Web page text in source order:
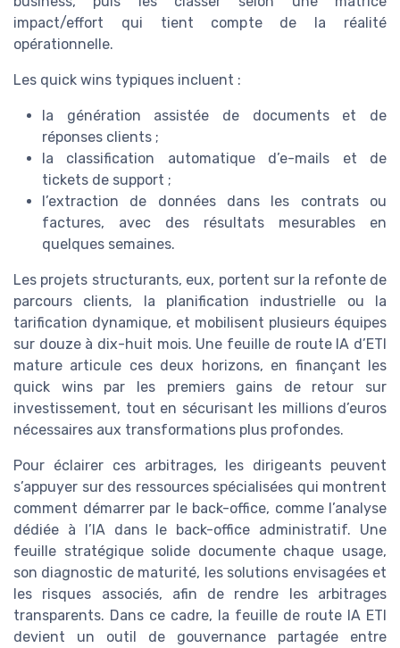
impact/effort qui tient compte de la réalité
opérationnelle.
Les quick wins typiques incluent :
la génération assistée de documents et de
réponses clients ;
la classification automatique d’e-mails et de
tickets de support ;
l’extraction de données dans les contrats ou
factures, avec des résultats mesurables en
quelques semaines.
Les projets structurants, eux, portent sur la refonte de
parcours clients, la planification industrielle ou la
tarification dynamique, et mobilisent plusieurs équipes
sur douze à dix-huit mois. Une feuille de route IA d’ETI
mature articule ces deux horizons, en finançant les
quick wins par les premiers gains de retour sur
investissement, tout en sécurisant les millions d’euros
nécessaires aux transformations plus profondes.
Pour éclairer ces arbitrages, les dirigeants peuvent
s’appuyer sur des ressources spécialisées qui montrent
comment démarrer par le back-office, comme l’analyse
dédiée à l’IA dans le back-office administratif. Une
feuille stratégique solide documente chaque usage,
son diagnostic de maturité, les solutions envisagées et
les risques associés, afin de rendre les arbitrages
transparents. Dans ce cadre, la feuille de route IA ETI
devient un outil de gouvernance partagée entre